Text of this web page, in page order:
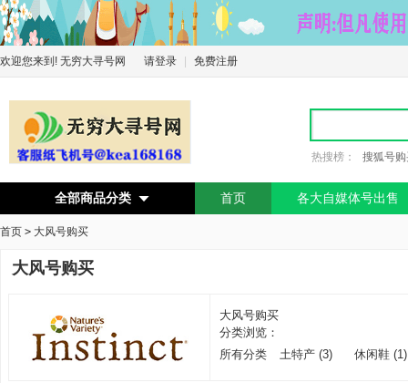
欢迎您来到! 无穷大寻号网 请登录 免费注册
热搜榜： 搜狐号
全部商品分类  首页 各大自媒体号出售
首页 > 大风号购买
大风号购买
大风号购买
分类浏览：
所有分类
土特产 (3) 休闲鞋 (1)